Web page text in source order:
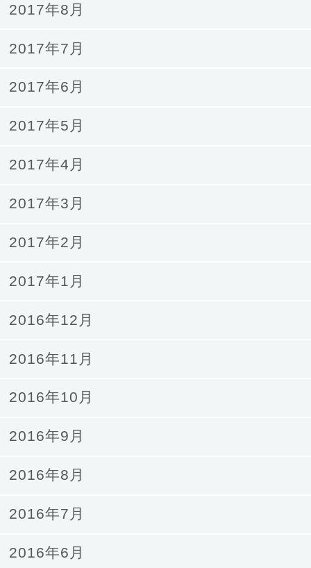
2017年8月
2017年7月
2017年6月
2017年5月
2017年4月
2017年3月
2017年2月
2017年1月
2016年12月
2016年11月
2016年10月
2016年9月
2016年8月
2016年7月
2016年6月